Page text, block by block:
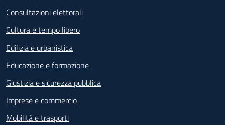
Consultazioni elettorali
Cultura e tempo libero
Edilizia e urbanistica
Educazione e formazione
Giustizia e sicurezza pubblica
Imprese e commercio
Mobilità e trasporti